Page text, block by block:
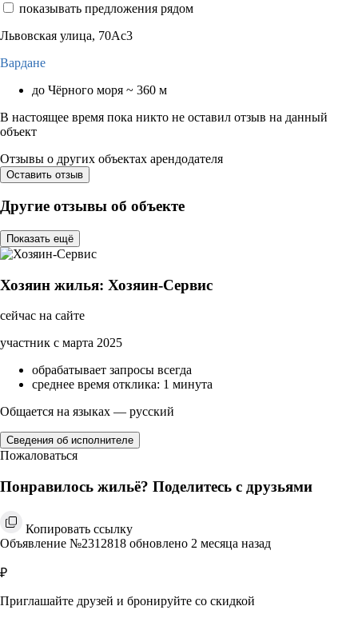
показывать предложения рядом
Львовская улица, 70Ас3
Вардане
до Чёрного моря ~ 360 м
В настоящее время пока никто не оставил отзыв на данный
объект
Отзывы о других объектах арендодателя
Оставить отзыв
Другие отзывы об объекте
Показать ещё
Хозяин жилья: Хозяин-Сервис
сейчас на сайте
участник с марта 2025
обрабатывает запросы всегда
среднее время отклика: 1 минута
Общается на языках — русский
Сведения об исполнителе
Пожаловаться
Понравилось жильё? Поделитесь с друзьями
Копировать ссылку
Объявление №2312818 обновлено 2 месяца назад
₽
Приглашайте друзей и бронируйте со скидкой